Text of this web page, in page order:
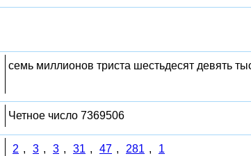
семь миллионов триста шестьдесят девять
Четное число 7369506
2 , 3 , 3 , 31 , 47 , 281 , 1